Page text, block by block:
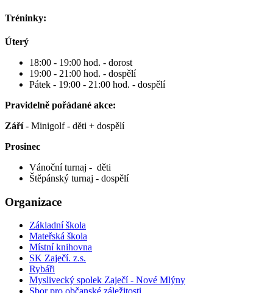
Tréninky:
Úterý
18:00 - 19:00 hod. - dorost
19:00 - 21:00 hod. - dospělí
Pátek - 19:00 - 21:00 hod. - dospělí
Pravidelně pořádané akce:
Září- Minigolf - děti + dospělí
Prosinec
Vánoční turnaj - děti
Štěpánský turnaj - dospělí
Organizace
Základní škola
Mateřská škola
Místní knihovna
SK Zaječí. z.s.
Rybáři
Myslivecký spolek Zaječí - Nové Mlýny